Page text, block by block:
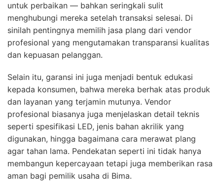
untuk perbaikan — bahkan seringkali sulit
menghubungi mereka setelah transaksi selesai. Di
sinilah pentingnya memilih jasa plang dari vendor
profesional yang mengutamakan transparansi kualitas
dan kepuasan pelanggan.
Selain itu, garansi ini juga menjadi bentuk edukasi
kepada konsumen, bahwa mereka berhak atas produk
dan layanan yang terjamin mutunya. Vendor
profesional biasanya juga menjelaskan detail teknis
seperti spesifikasi LED, jenis bahan akrilik yang
digunakan, hingga bagaimana cara merawat plang
agar tahan lama. Pendekatan seperti ini tidak hanya
membangun kepercayaan tetapi juga memberikan rasa
aman bagi pemilik usaha di Bima.